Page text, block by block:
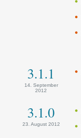
3.1.1
14. September
2012
3.1.0
23. August 2012